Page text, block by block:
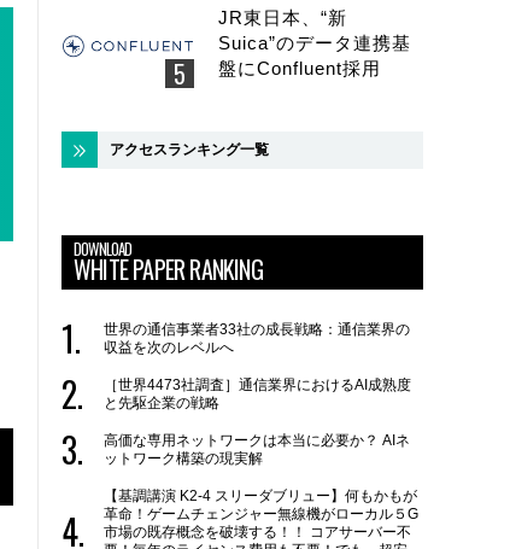
JR東日本、“新
Suica”のデータ連携基
盤にConfluent採用
アクセスランキング一覧
DOWNLOAD
WHITE PAPER RANKING
世界の通信事業者33社の成長戦略：通信業界の
収益を次のレベルへ
［世界4473社調査］通信業界におけるAI成熟度
と先駆企業の戦略
高価な専用ネットワークは本当に必要か？ AIネ
ットワーク構築の現実解
【基調講演 K2-4 スリーダブリュー】何もかもが
革命！ゲームチェンジャー無線機がローカル５G
市場の既存概念を破壊する！！ コアサーバー不